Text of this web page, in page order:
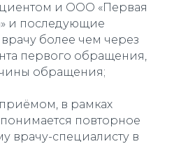
и ООО «Первая
и последующие
более чем через
первого обращения,
обращения;
в рамках
повторное
врачу-специалисту в